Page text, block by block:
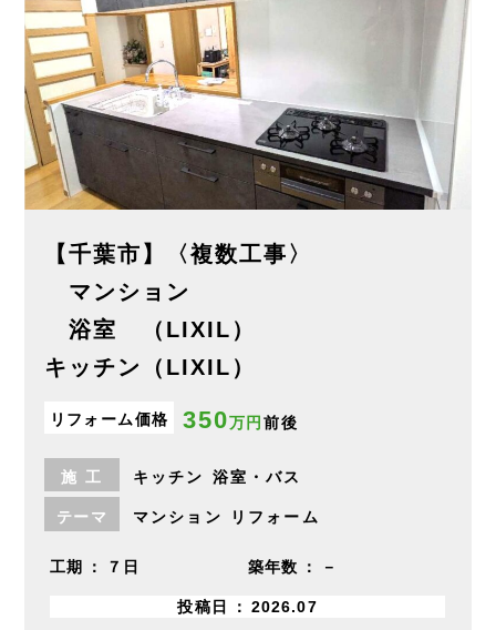
【千葉市】〈複数工事〉
マンション
浴室 （LIXIL）
キッチン（LIXIL）
リフォーム価格 350万円 前後
施 工 キッチン 浴室・バス
テーマ マンション リフォーム
工期 ７日 築年数 －
投稿日 2026.07